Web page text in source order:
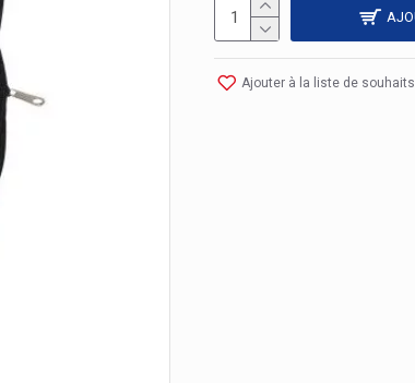
Ajouter à la liste de souhaits